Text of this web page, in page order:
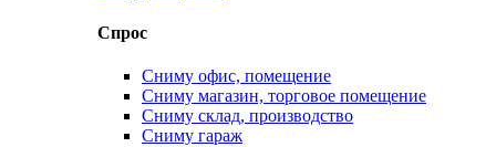
Спрос
Сниму офис, помещение
Сниму магазин, торговое помещение
Сниму склад, производство
Сниму гараж